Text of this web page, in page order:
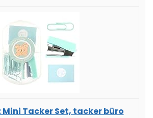
Mini Tacker Set, tacker büro